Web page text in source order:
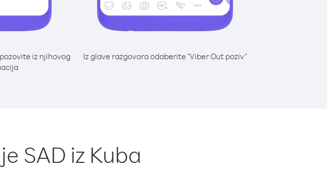
iz njihovog
Iz glave razgovora odaberite "Viber Out poziv"
SAD iz Kuba